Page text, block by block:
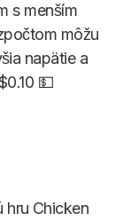
s menším
môžu
napätie a
💵
hru Chicken